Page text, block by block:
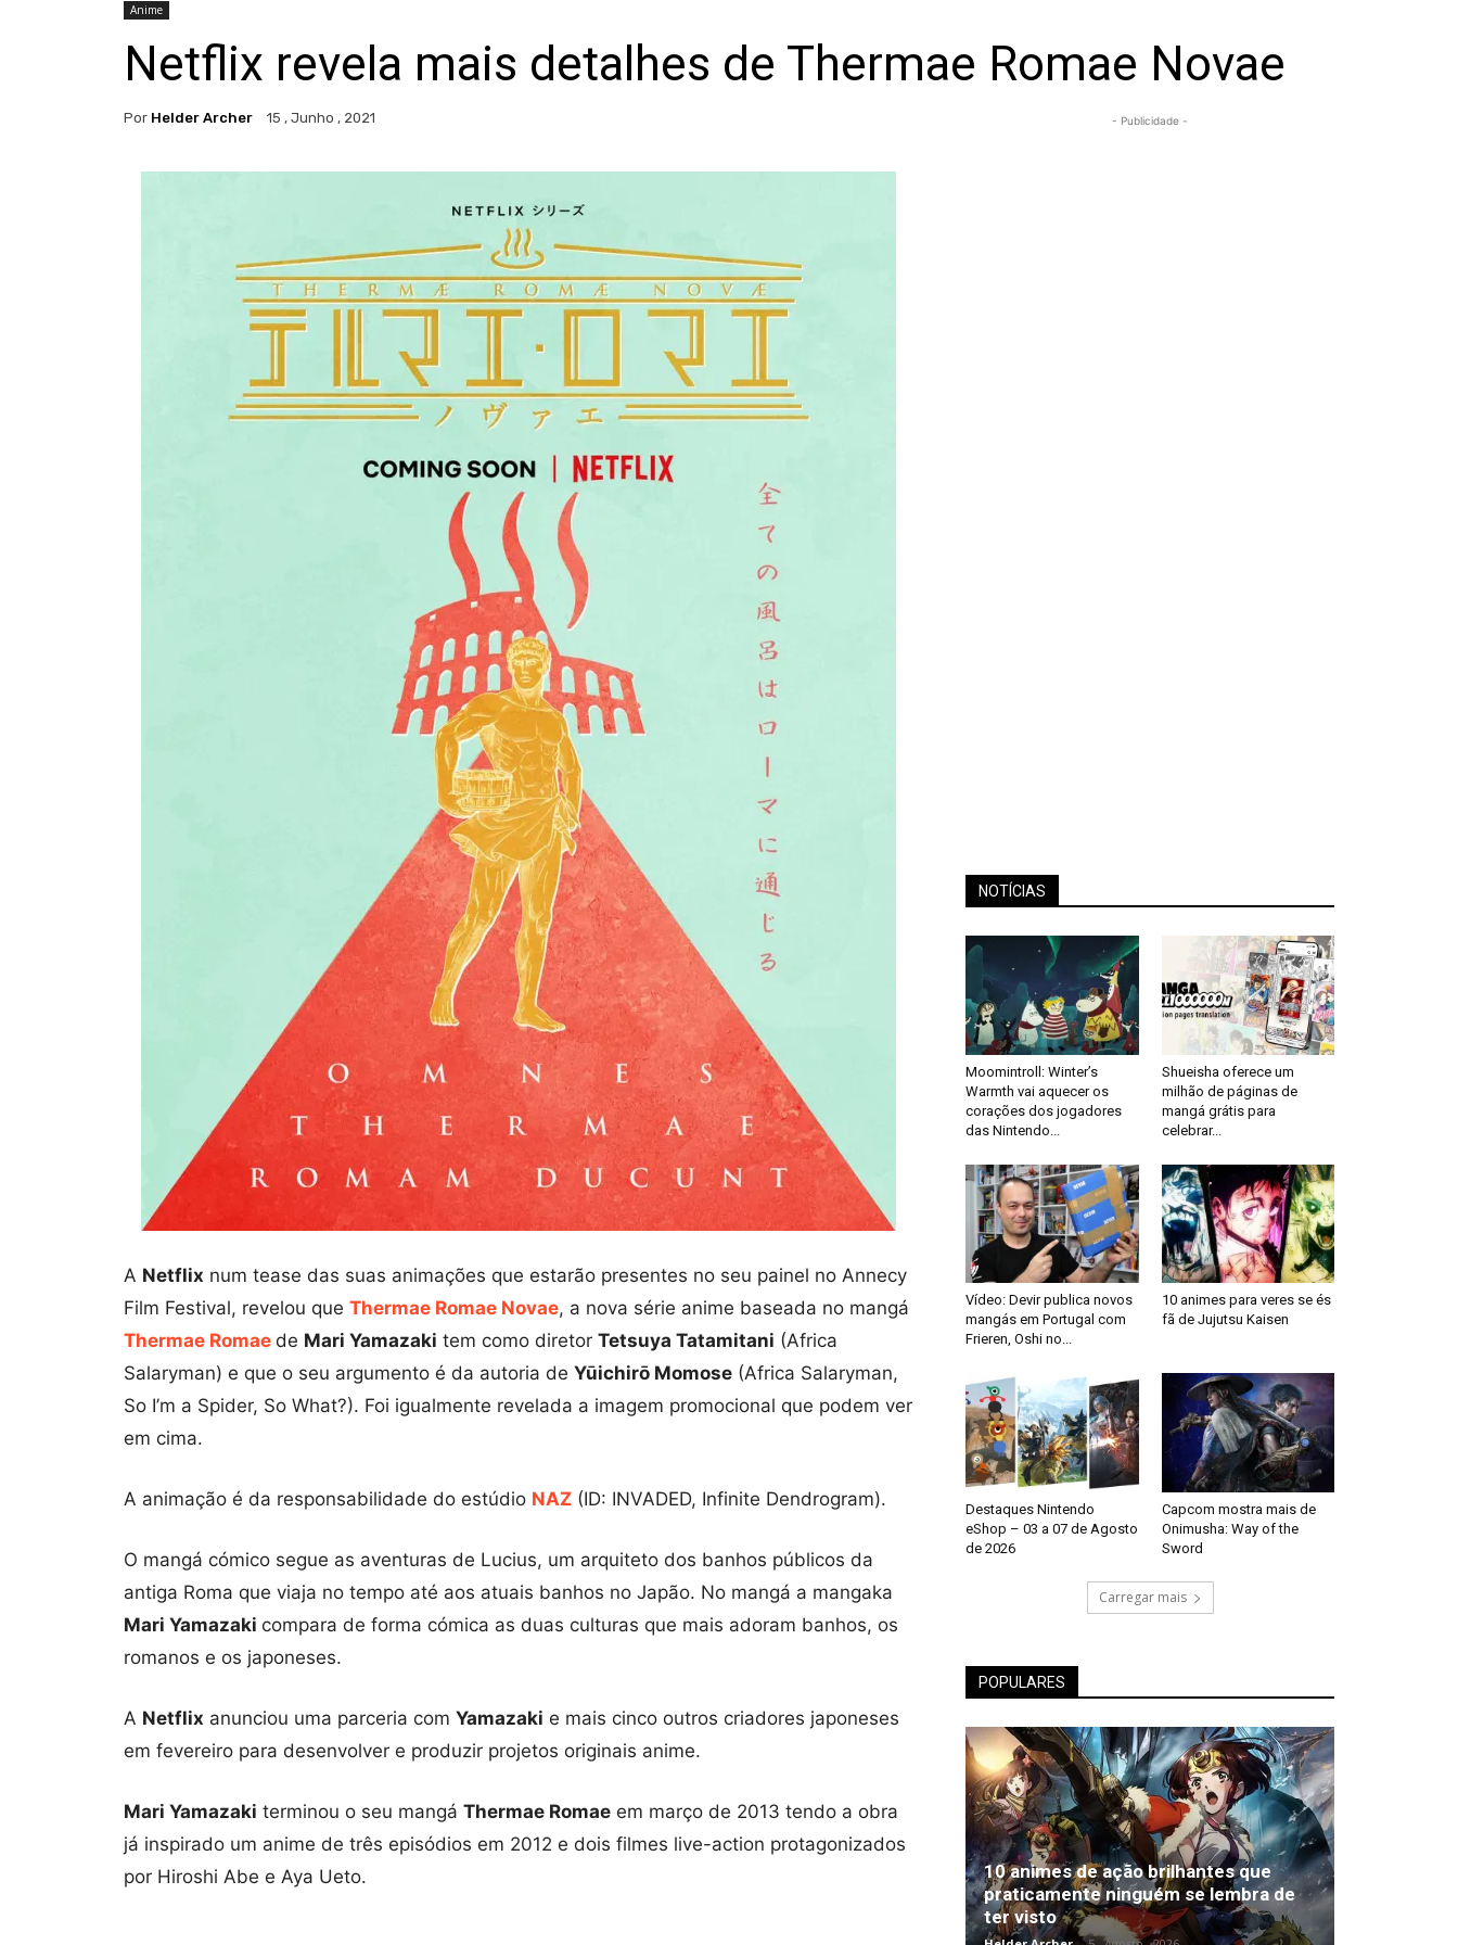
Anime
Netflix revela mais detalhes de Thermae Romae Novae
Por Helder Archer 15 , Junho , 2021
A Netflix num tease das suas animações que estarão presentes no seu painel no Annecy
Film Festival, revelou que Thermae Romae Novae, a nova série anime baseada no mangá
Thermae Romae de Mari Yamazaki tem como diretor Tetsuya Tatamitani (Africa
Salaryman) e que o seu argumento é da autoria de Yūichirō Momose (Africa Salaryman,
So I’m a Spider, So What?). Foi igualmente revelada a imagem promocional que podem ver
em cima.
A animação é da responsabilidade do estúdio NAZ (ID: INVADED, Infinite Dendrogram).
O mangá cómico segue as aventuras de Lucius, um arquiteto dos banhos públicos da
antiga Roma que viaja no tempo até aos atuais banhos no Japão. No mangá a mangaka
Mari Yamazaki compara de forma cómica as duas culturas que mais adoram banhos, os
romanos e os japoneses.
A Netflix anunciou uma parceria com Yamazaki e mais cinco outros criadores japoneses
em fevereiro para desenvolver e produzir projetos originais anime.
Mari Yamazaki terminou o seu mangá Thermae Romae em março de 2013 tendo a obra
já inspirado um anime de três episódios em 2012 e dois filmes live-action protagonizados
por Hiroshi Abe e Aya Ueto.
- Publicidade -
NOTÍCIAS
Moomintroll: Winter’s
Warmth vai aquecer os
corações dos jogadores
das Nintendo...
Shueisha oferece um
milhão de páginas de
mangá grátis para
celebrar...
Vídeo: Devir publica novos
mangás em Portugal com
Frieren, Oshi no...
10 animes para veres se és
fã de Jujutsu Kaisen
Destaques Nintendo
eShop – 03 a 07 de Agosto
de 2026
Capcom mostra mais de
Onimusha: Way of the
Sword
Carregar mais
POPULARES
10 animes de ação brilhantes que
praticamente ninguém se lembra de
ter visto